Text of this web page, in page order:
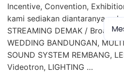
Incentive, Convention,
kami sediakan diantaranya
STREAMING DEMAK /
WEDDING BANDUNGAN,
SOUND SYSTEM REMBANG,
Videotron, LIGHTING …